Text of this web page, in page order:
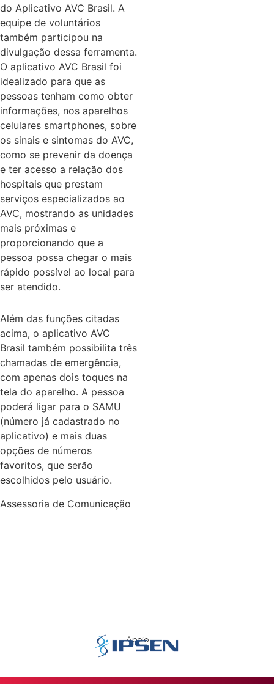
do Aplicativo AVC Brasil. A
equipe de voluntários
também participou na
divulgação dessa ferramenta.
O aplicativo AVC Brasil foi
idealizado para que as
pessoas tenham como obter
informações, nos aparelhos
celulares smartphones, sobre
os sinais e sintomas do AVC,
como se prevenir da doença
e ter acesso a relação dos
hospitais que prestam
serviços especializados ao
AVC, mostrando as unidades
mais próximas e
proporcionando que a
pessoa possa chegar o mais
rápido possível ao local para
ser atendido.
Além das funções citadas
acima, o aplicativo AVC
Brasil também possibilita três
chamadas de emergência,
com apenas dois toques na
tela do aparelho. A pessoa
poderá ligar para o SAMU
(número já cadastrado no
aplicativo) e mais duas
opções de números
favoritos, que serão
escolhidos pelo usuário.
Assessoria de Comunicação
Apoio